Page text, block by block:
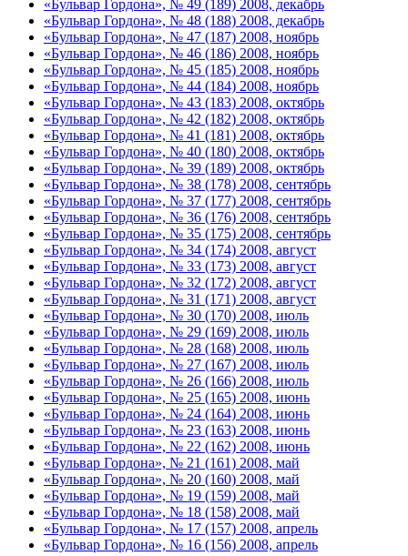
«Бульвар Гордона», № 49 (189) 2008, декабрь
«Бульвар Гордона», № 48 (188) 2008, декабрь
«Бульвар Гордона», № 47 (187) 2008, ноябрь
«Бульвар Гордона», № 46 (186) 2008, ноябрь
«Бульвар Гордона», № 45 (185) 2008, ноябрь
«Бульвар Гордона», № 44 (184) 2008, ноябрь
«Бульвар Гордона», № 43 (183) 2008, октябрь
«Бульвар Гордона», № 42 (182) 2008, октябрь
«Бульвар Гордона», № 41 (181) 2008, октябрь
«Бульвар Гордона», № 40 (180) 2008, октябрь
«Бульвар Гордона», № 39 (189) 2008, октябрь
«Бульвар Гордона», № 38 (178) 2008, сентябрь
«Бульвар Гордона», № 37 (177) 2008, сентябрь
«Бульвар Гордона», № 36 (176) 2008, сентябрь
«Бульвар Гордона», № 35 (175) 2008, сентябрь
«Бульвар Гордона», № 34 (174) 2008, август
«Бульвар Гордона», № 33 (173) 2008, август
«Бульвар Гордона», № 32 (172) 2008, август
«Бульвар Гордона», № 31 (171) 2008, август
«Бульвар Гордона», № 30 (170) 2008, июль
«Бульвар Гордона», № 29 (169) 2008, июль
«Бульвар Гордона», № 28 (168) 2008, июль
«Бульвар Гордона», № 27 (167) 2008, июль
«Бульвар Гордона», № 26 (166) 2008, июль
«Бульвар Гордона», № 25 (165) 2008, июнь
«Бульвар Гордона», № 24 (164) 2008, июнь
«Бульвар Гордона», № 23 (163) 2008, июнь
«Бульвар Гордона», № 22 (162) 2008, июнь
«Бульвар Гордона», № 21 (161) 2008, май
«Бульвар Гордона», № 20 (160) 2008, май
«Бульвар Гордона», № 19 (159) 2008, май
«Бульвар Гордона», № 18 (158) 2008, май
«Бульвар Гордона», № 17 (157) 2008, апрель
«Бульвар Гордона», № 16 (156) 2008, апрель